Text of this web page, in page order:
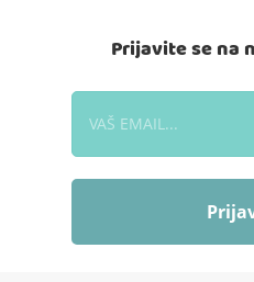
Prijavite se na